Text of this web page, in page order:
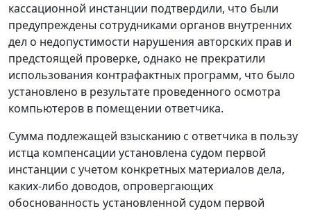
кассационной инстанции подтвердили, что были
предупреждены сотрудниками органов внутренних
дел о недопустимости нарушения авторских прав и
предстоящей проверке, однако не прекратили
использования контрафактных программ, что было
установлено в результате проведенного осмотра
компьютеров в помещении ответчика.
Сумма подлежащей взысканию с ответчика в пользу
истца компенсации установлена судом первой
инстанции с учетом конкретных материалов дела,
каких-либо доводов, опровергающих
обоснованность установленной судом первой